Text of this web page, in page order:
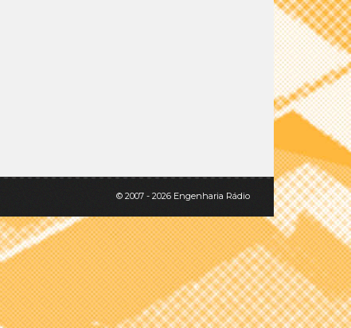
© 2007 - 2026 Engenharia Rádio